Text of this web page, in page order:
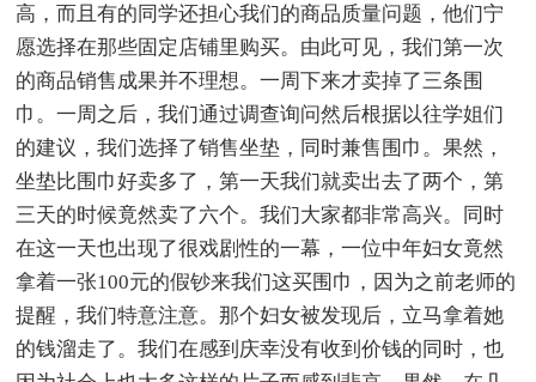
高，而且有的同学还担心我们的商品质量问题，他们宁
愿选择在那些固定店铺里购买。由此可见，我们第一次
的商品销售成果并不理想。一周下来才卖掉了三条围
巾。一周之后，我们通过调查询问然后根据以往学姐们
的建议，我们选择了销售坐垫，同时兼售围巾。果然，
坐垫比围巾好卖多了，第一天我们就卖出去了两个，第
三天的时候竟然卖了六个。我们大家都非常高兴。同时
在这一天也出现了很戏剧性的一幕，一位中年妇女竟然
拿着一张100元的假钞来我们这买围巾，因为之前老师的
提醒，我们特意注意。那个妇女被发现后，立马拿着她
的钱溜走了。我们在感到庆幸没有收到价钱的同时，也